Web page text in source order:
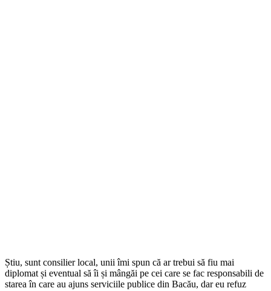
Știu, sunt consilier local, unii îmi spun că ar trebui să fiu mai
diplomat și eventual să îi și mângăi pe cei care se fac responsabili de
starea în care au ajuns serviciile publice din Bacău, dar eu refuz